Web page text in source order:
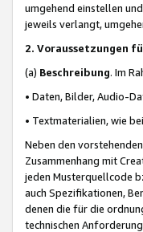
umgehend einstellen
jeweils verlangt,
2. Voraussetzungen
(a) Beschreibung. Im
• Daten, Bilder, Audio-
• Textmaterialien, wie
Neben den
Zusammenhang mit
jeden Musterquellcode
auch Spezifikationen,
denen die für die
technischen